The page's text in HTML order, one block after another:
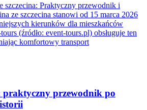
szczecina: Praktyczny przewodnik i
ze szczecina stanowi od 15 marca 2026
kierunków dla mieszkańców
(źródło: event-tours.pl) obsługuje ten
komfortowy transport
praktyczny przewodnik po